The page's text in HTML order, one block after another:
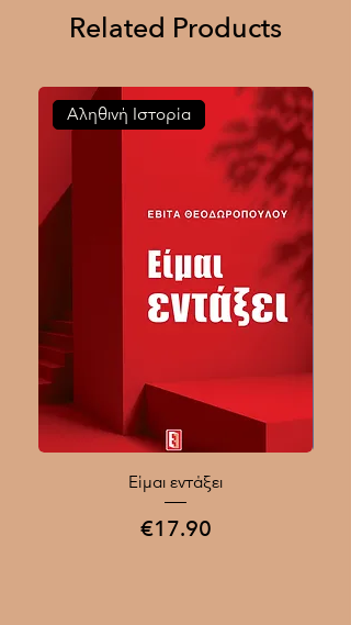
Related Products
Αληθινή Ιστορία
Είμαι εντάξει
Price
€17.90